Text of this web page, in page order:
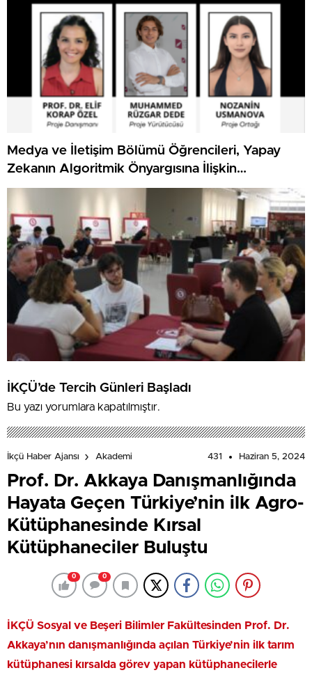
Medya ve İletişim Bölümü Öğrencileri, Yapay
Zekanın Algoritmik Önyargısına İlişkin
Farkındalık Düzeylerini Araştıracak
İKÇÜ’de Tercih Günleri Başladı
Bu yazı yorumlara kapatılmıştır.
İkçü Haber Ajansı Akademi 431 Haziran 5, 2024
Prof. Dr. Akkaya Danışmanlığında
Hayata Geçen Türkiye’nin ilk Agro-
Kütüphanesinde Kırsal
Kütüphaneciler Buluştu
0 0
İKÇÜ Sosyal ve Beşeri Bilimler Fakültesinden Prof. Dr.
Akkaya’nın danışmanlığında açılan Türkiye’nin ilk tarım
kütüphanesi kırsalda görev yapan kütüphanecilerle